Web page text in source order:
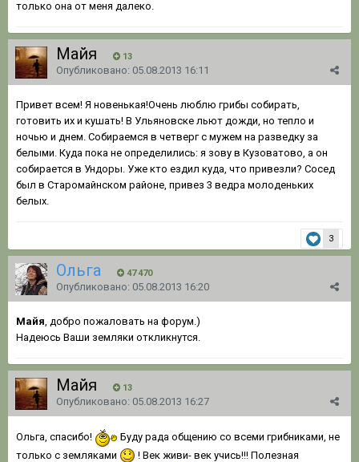
только она от меня далеко.
Майя 13
Опубликовано: 05.08.2013 16:11
Привет всем! Я новенькая!Очень люблю грибы собирать,
готовить их и кушать! В Ульяновске льют дожди, но тепло и
ночью и днем. Собираемся в четверг с мужем на разведку за
белыми. Куда пока не определились: я зову в Кузоватово, а он
собирается в Ундоры. Уже кто ездил куда, что привезли? Сосед
был в Старомайнском районе, привез 3 ведра молоденьких
белых.
3
Ольга 47 470
Опубликовано: 05.08.2013 16:20
Майя , добро пожаловать на форум.)
Надеюсь Ваши земляки откликнутся.
Майя 13
Опубликовано: 05.08.2013 16:27
Ольга, спасибо!
Буду рада общению со всеми грибниками, не
только с земляками
! Век живи- век учись!!! Полезная